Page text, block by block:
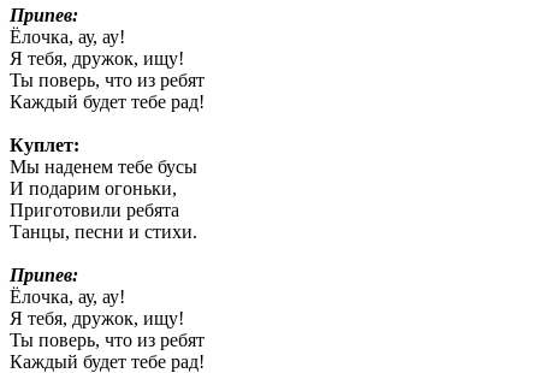
Припев:
Ёлочка, ау, ау!
Я тебя, дружок, ищу!
Ты поверь, что из ребят
Каждый будет тебе рад!
Куплет:
Мы наденем тебе бусы
И подарим огоньки,
Приготовили ребята
Танцы, песни и стихи.
Припев:
Ёлочка, ау, ау!
Я тебя, дружок, ищу!
Ты поверь, что из ребят
Каждый будет тебе рад!